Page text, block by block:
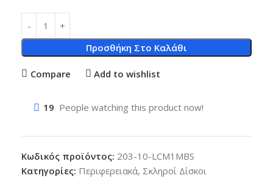
Προσθήκη Στο Καλάθι
Compare Add to wishlist
19 People watching this product now!
Κωδικός προϊόντος: 203-10-LCM1MBS
Κατηγορίες: Περιφερειακά, Σκληροί Δίσκοι